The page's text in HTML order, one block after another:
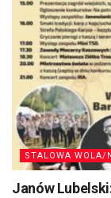
STALOWA WOLA/
Janów